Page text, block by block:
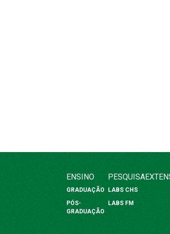
ENSINO
GRADUAÇÃO
PÓS-
GRADUAÇÃO
PESQUISA
LABS CHS
LABS FM